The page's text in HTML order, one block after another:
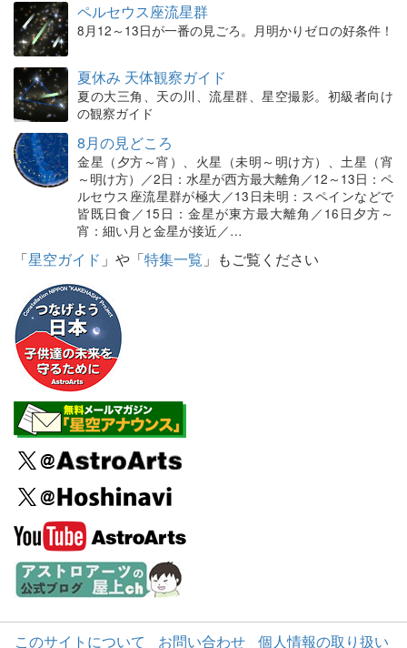
ペルセウス座流星群
8月12～13日が一番の見ごろ。月明かりゼロの好条件！
夏休み 天体観察ガイド
夏の大三角、天の川、流星群、星空撮影。初級者向け
の観察ガイド
8月の見どころ
金星（夕方～宵）、火星（未明～明け方）、土星（宵
～明け方）／2日：水星が西方最大離角／12～13日：ペ
ルセウス座流星群が極大／13日未明：スペインなどで
皆既日食／15日：金星が東方最大離角／16日夕方～
宵：細い月と金星が接近／…
「星空ガイド 」や「特集一覧 」もご覧ください
このサイトについて お問い合わせ 個人情報の取り扱い